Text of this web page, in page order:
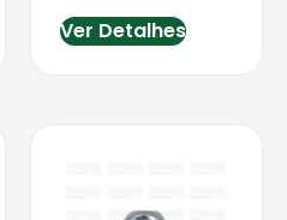
Ver Detalhes